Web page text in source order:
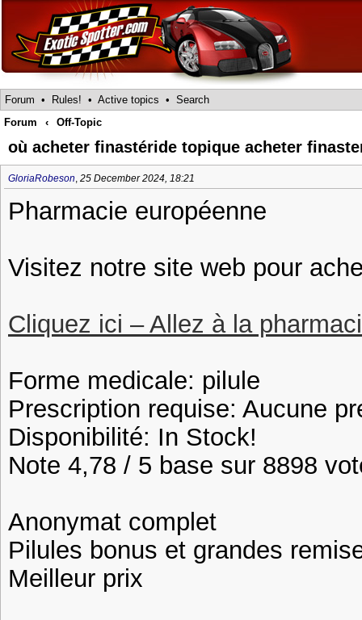
Forum • Rules! • Active topics • Search
Forum
‹ Off-Topic
où acheter finastéride topique acheter
GloriaRobeson, 25 December 2024, 18:21
Pharmacie européenne
Visitez notre site web pour
Cliquez ici – Allez à la
Forme medicale: pilule
Prescription requise: Aucune
Disponibilité: In Stock!
Note 4,78 / 5 base sur 8898
Anonymat complet
Pilules bonus et grandes
Meilleur prix